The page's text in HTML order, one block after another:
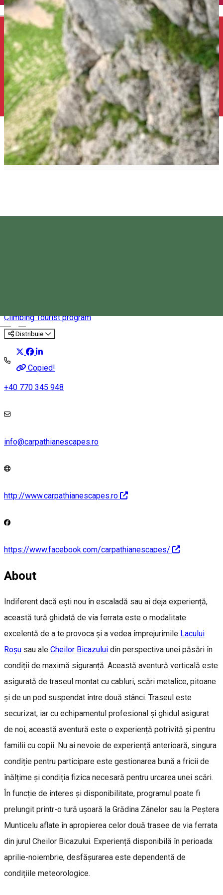
English
Magyar
ClimbingTourist program
Distribuie
Copied!
+40 770 345 948
info@carpathianescapes.ro
http://www.carpathianescapes.ro
https://www.facebook.com/carpathianescapes/
About
Indiferent dacă ești nou în escaladă sau ai deja experiență,
această tură ghidată de via ferrata este o modalitate
excelentă de a te provoca și a vedea împrejurimile Lacului
Roșu sau ale Cheilor Bicazului din perspectiva unei păsări în
condiții de maximă siguranță. Această aventură verticală este
asigurată de traseul montat cu cabluri, scări metalice, pitoane
și de un pod suspendat între două stânci. Traseul este
securizat, iar cu echipamentul profesional și ghidul asigurat
de noi, această aventură este o experiență potrivită și pentru
familii cu copii. Nu ai nevoie de experiență anterioară, singura
condiție pentru participare este gestionarea bună a fricii de
înălțime și condiția fizica necesară pentru urcarea unei scări.
În funcție de interes și disponibilitate, programul poate fi
prelungit printr-o tură ușoară la Grădina Zânelor sau la Peștera
Munticelu aflate în apropierea celor două trasee de via ferrata
din jurul Cheilor Bicazului. Experiență disponibilă în perioada:
aprilie-noiembrie, desfășurarea este dependentă de
condițiile meteorologice.